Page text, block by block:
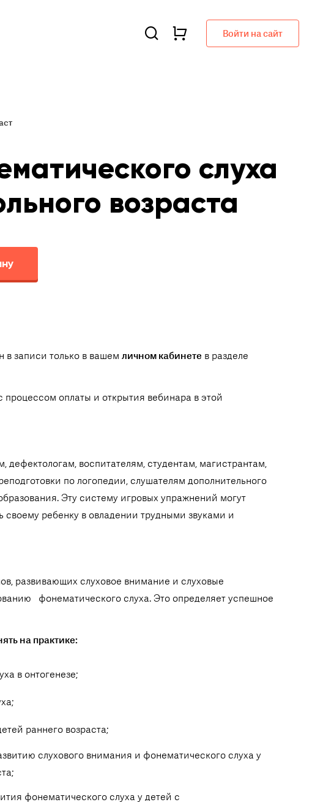
Войти на сайт
слуха
возраста
в записи только в вашем личном кабинете в разделе
оплаты и открытия вебинара в этой
дефектологам, воспитателям, студентам, магистрантам,
по логопедии, слушателям дополнительного
Эту систему игровых упражнений могут
своему ребенку в овладении трудными звуками и
развивающих слуховое внимание и слуховые
фонематического слуха. Это определяет успешное
на практике:
в онтогенезе;
раннего возраста;
слухового внимания и фонематического слуха у
фонематического слуха у детей с